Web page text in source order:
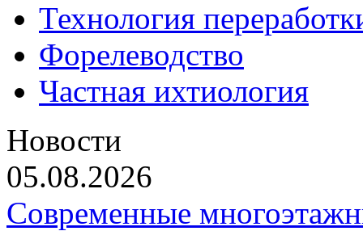
Технология
Форелеводство
Частная ихтиология
Новости
05.08.2026
Современные